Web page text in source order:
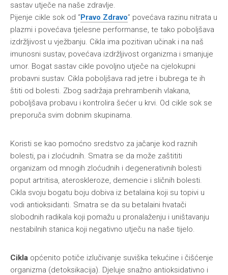
sastav utječe na naše zdravlje.
Pijenje cikle sok od “Pravo Zdravo” povećava razinu nitrata u
plazmi i povećava tjelesne performanse, te tako poboljšava
izdržljivost u vježbanju. Cikla ima pozitivan učinak i na naš
imunosni sustav, povećava izdržljivost organizma i smanjuje
umor. Bogat sastav cikle povoljno utječe na cjelokupni
probavni sustav. Cikla poboljšava rad jetre i bubrega te ih
štiti od bolesti. Zbog sadržaja prehrambenih vlakana,
poboljšava probavu i kontrolira šećer u krvi. Od cikle sok se
preporuča svim dobnim skupinama.
Koristi se kao pomoćno sredstvo za jačanje kod raznih
bolesti, pa i zloćudnih. Smatra se da može zaštititi
organizam od mnogih zloćudnih i degenerativnih bolesti
poput artritisa, ateroskleroze, demencie i sličnih bolesti.
Cikla svoju bogatu boju dobiva iz betalaina koji su topivi u
vodi antioksidanti. Smatra se da su betalaini hvatači
slobodnih radikala koji pomažu u pronalaženju i uništavanju
nestabilnih stanica koji negativno utječu na naše tijelo.
Cikla općenito potiče izlučivanje suviška tekućine i čišćenje
organizma (detoksikacija). Djeluje snažno antioksidativno i